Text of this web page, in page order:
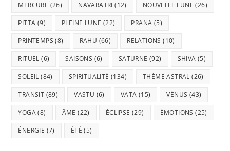
MERCURE (26) NAVARATRI (12) NOUVELLE LUNE (26)
PITTA (9) PLEINE LUNE (22) PRANA (5)
PRINTEMPS (8) RAHU (66) RELATIONS (10)
RITUEL (6) SAISONS (6) SATURNE (92) SHIVA (5)
SOLEIL (84) SPIRITUALITÉ (134) THÈME ASTRAL (26)
TRANSIT (89) VASTU (6) VATA (15) VÉNUS (43)
YOGA(8) ÂME (22) ÉCLIPSE (29) ÉMOTIONS (25)
ÉNERGIE (7) ÉTÉ (5)